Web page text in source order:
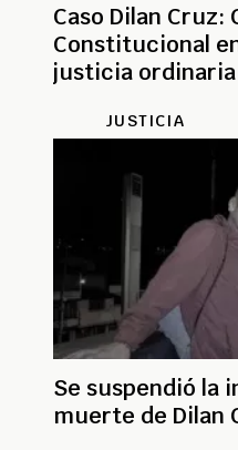
Caso Dilan Cruz:
Constitucional
justicia ordinaria
JUSTICIA
Se suspendió la
muerte de Dilan